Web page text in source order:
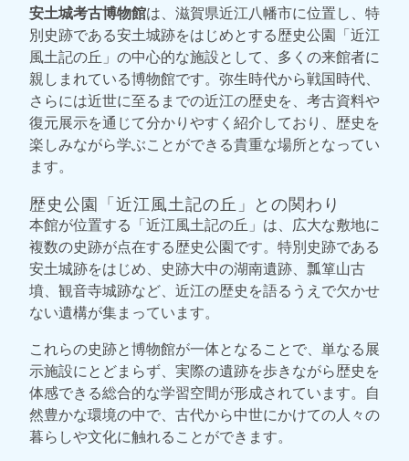
安土城考古博物館は、滋賀県近江八幡市に位置し、特
別史跡である安土城跡をはじめとする歴史公園「近江
風土記の丘」の中心的な施設として、多くの来館者に
親しまれている博物館です。弥生時代から戦国時代、
さらには近世に至るまでの近江の歴史を、考古資料や
復元展示を通じて分かりやすく紹介しており、歴史を
楽しみながら学ぶことができる貴重な場所となってい
ます。
歴史公園「近江風土記の丘」との関わり
本館が位置する「近江風土記の丘」は、広大な敷地に
複数の史跡が点在する歴史公園です。特別史跡である
安土城跡をはじめ、史跡大中の湖南遺跡、瓢箪山古
墳、観音寺城跡など、近江の歴史を語るうえで欠かせ
ない遺構が集まっています。
これらの史跡と博物館が一体となることで、単なる展
示施設にとどまらず、実際の遺跡を歩きながら歴史を
体感できる総合的な学習空間が形成されています。自
然豊かな環境の中で、古代から中世にかけての人々の
暮らしや文化に触れることができます。